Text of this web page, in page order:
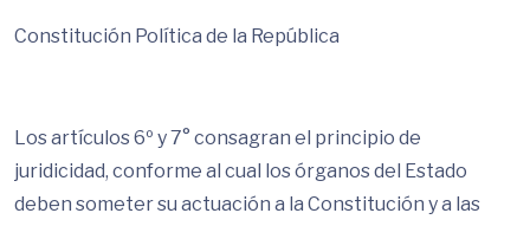
Constitución Política de la República
Los artículos 6º y 7° consagran el principio de
juridicidad, conforme al cual los órganos del Estado
deben someter su actuación a la Constitución y a las